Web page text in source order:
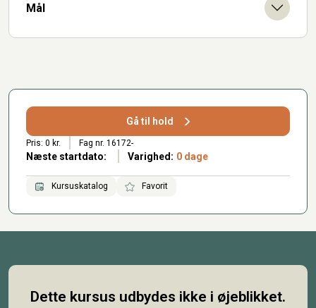
Mål
Gå til hold
Pris: 0 kr. Fag nr. 16172-
Næste startdato: Varighed: 0 dage
Kursuskatalog Favorit
Dette kursus udbydes ikke i øjeblikket.